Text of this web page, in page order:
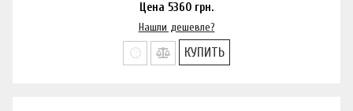
Цена 5360 грн.
Нашли дешевле?
КУПИТЬ